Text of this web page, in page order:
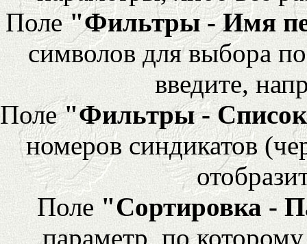
Поле"Фильтры - Имя
символов для выбора
введите,
Поле"Фильтры - Список
номеров синдикатов
Поле "Сортировка -
параметр, по